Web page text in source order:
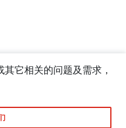
它相关的问题及需求，